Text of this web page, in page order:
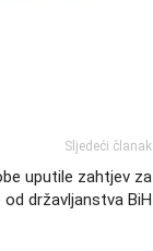
Sljedeći članak
uputile zahtjev za
od državljanstva BiH